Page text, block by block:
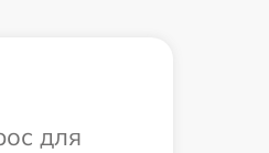
для